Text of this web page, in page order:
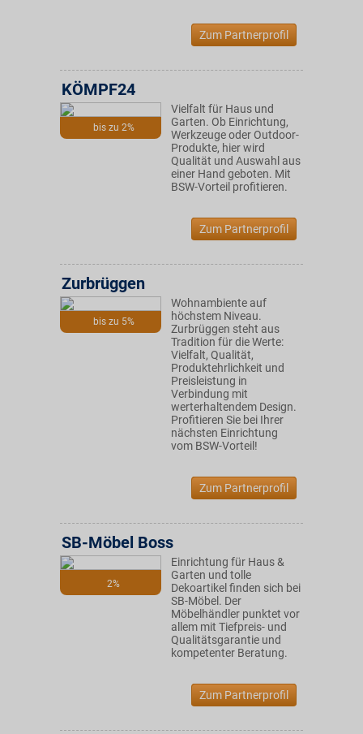
Zum Partnerprofil
bis zu 2%
KÖMPF24
Vielfalt für Haus und
Garten. Ob Einrichtung,
Werkzeuge oder Outdoor-
Produkte, hier wird
Qualität und Auswahl aus
einer Hand geboten. Mit
BSW-Vorteil profitieren.
Zum Partnerprofil
bis zu 5%
Zurbrüggen
Wohnambiente auf
höchstem Niveau.
Zurbrüggen steht aus
Tradition für die Werte:
Vielfalt, Qualität,
Produktehrlichkeit und
Preisleistung in
Verbindung mit
werterhaltendem Design.
Profitieren Sie bei Ihrer
nächsten Einrichtung
vom BSW-Vorteil!
Zum Partnerprofil
2%
SB-Möbel Boss
Einrichtung für Haus &
Garten und tolle
Dekoartikel finden sich bei
SB-Möbel. Der
Möbelhändler punktet vor
allem mit Tiefpreis- und
Qualitätsgarantie und
kompetenter Beratung.
Zum Partnerprofil